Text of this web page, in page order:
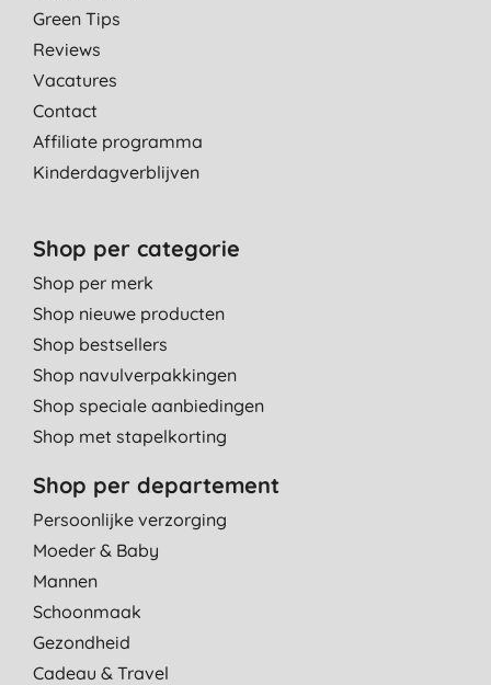
Green Tips
Reviews
Vacatures
Contact
Affiliate programma
Kinderdagverblijven
Shop per categorie
Shop per merk
Shop nieuwe producten
Shop bestsellers
Shop navulverpakkingen
Shop speciale aanbiedingen
Shop met stapelkorting
Shop per departement
Persoonlijke verzorging
Moeder & Baby
Mannen
Schoonmaak
Gezondheid
Cadeau & Travel